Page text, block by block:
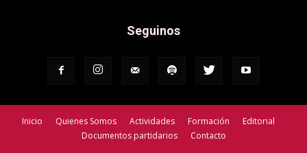
Seguinos
Inicio Quienes Somos Actividades Formación
Editorial
Documentos partidarios
Contacto